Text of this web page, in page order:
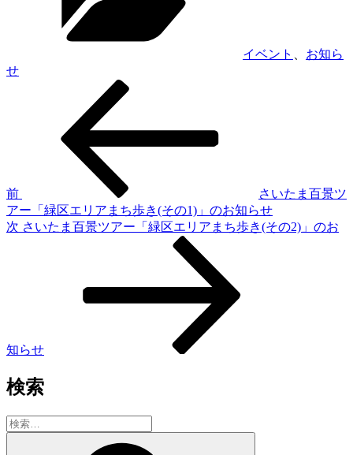
イベント
お知ら
せ
ゲ
ー
前
さいたま百景ツ
アー「緑区エリアまち歩き(その1)」のお知らせ
次
次 さいたま百景ツアー「緑区エリアまち歩き(その2)」のお
知らせ
検索
検
索: